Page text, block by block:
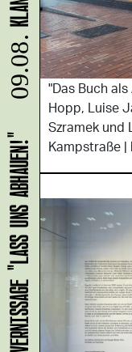
"Das Buch
Hopp, Luise
Szramek und
Kampstraße |
09.08.